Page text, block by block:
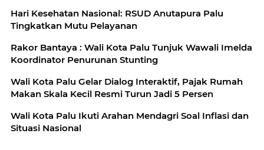
Hari Kesehatan Nasional: RSUD Anutapura Palu
Tingkatkan Mutu Pelayanan
Rakor Bantaya : Wali Kota Palu Tunjuk Wawali Imelda
Koordinator Penurunan Stunting
Wali Kota Palu Gelar Dialog Interaktif, Pajak Rumah
Makan Skala Kecil Resmi Turun Jadi 5 Persen
Wali Kota Palu Ikuti Arahan Mendagri Soal Inflasi dan
Situasi Nasional